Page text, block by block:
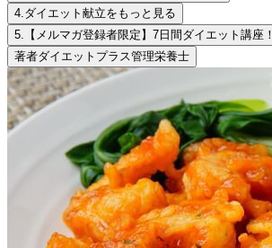
4.ダイエット献立をもっと見る
5. 【メルマガ登録者限定】7日間ダイエット講座！
著者ダイエットプラス管理栄養士